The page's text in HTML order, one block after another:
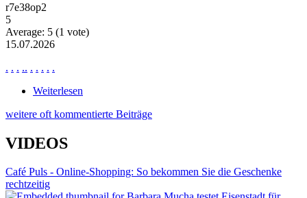
r7e38op2
5
Average: 5 (1 vote)
15.07.2026
. . . .. . . . . .
Weiterlesen
weitere oft kommentierte Beiträge
VIDEOS
Café Puls - Online-Shopping: So bekommen Sie die Geschenke
rechtzeitig